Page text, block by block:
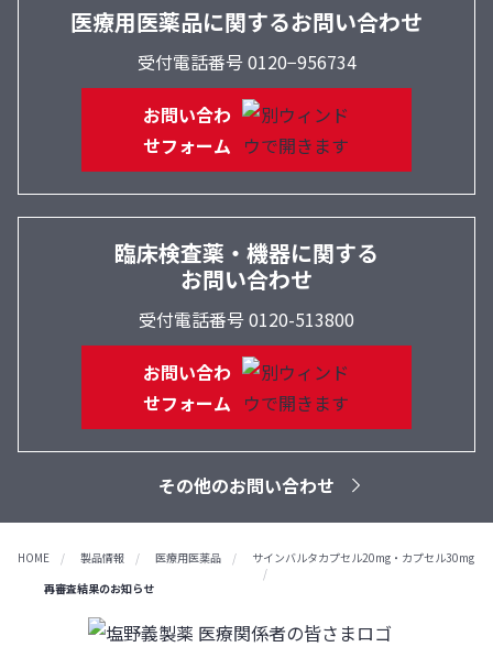
医療用医薬品に関するお問い合わせ
受付電話番号 0120−956734
お問い合わ
せフォーム
臨床検査薬・機器に関する
お問い合わせ
受付電話番号 0120-513800
お問い合わ
せフォーム
その他のお問い合わせ
HOME 製品情報 医療用医薬品
サインバルタカプセル20mg・カプセル30mg
再審査結果のお知らせ